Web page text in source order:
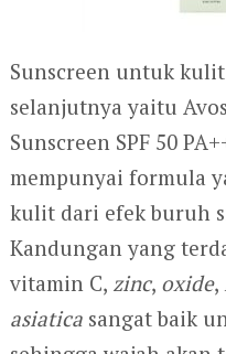
Sunscreen untuk
selanjutnya yaitu
Sunscreen SPF 50
mempunyai formula
kulit dari efek buruh
Kandungan yang
vitamin C, zinc, oxide,
asiaticasangat baik